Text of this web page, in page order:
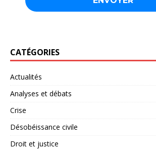
CATÉGORIES
Actualités
Analyses et débats
Crise
Désobéissance civile
Droit et justice